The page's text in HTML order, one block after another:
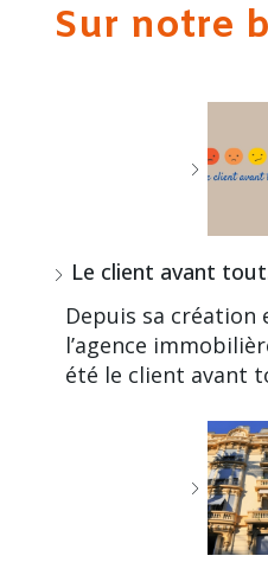
Sur notre
Le client avant
Depuis sa création
l’agence
été le client avant